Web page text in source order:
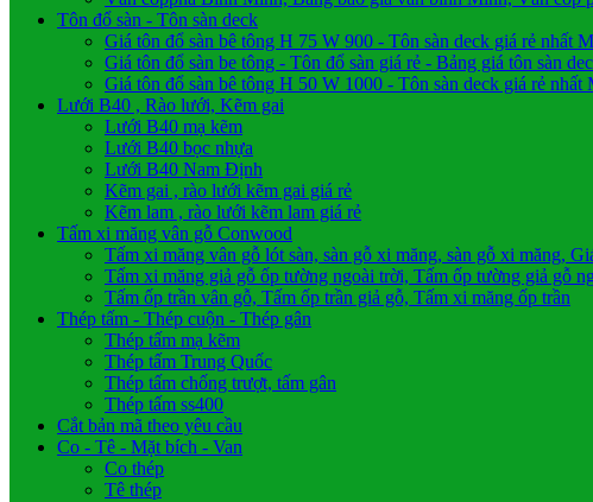
Tôn đổ sàn - Tôn sàn deck
Giá tôn đổ sàn bê tông H 75 W 900 - Tôn sàn deck giá rẻ nhất
Giá tôn đổ sàn be tông - Tôn đổ sàn giá rẻ - Bảng giá tôn sàn
Giá tôn đổ sàn bê tông H 50 W 1000 - Tôn sàn deck giá rẻ nhất
Lưới B40 , Rào lưới, Kẽm gai
Lưới B40 mạ kẽm
Lưới B40 bọc nhựa
Lưới B40 Nam Định
Kẽm gai , rào lưới kẽm gai giá rẻ
Kẽm lam , rào lưới kẽm lam giá rẻ
Tấm xi măng vân gỗ Conwood
Tấm xi măng vân gỗ lót sàn, sàn gỗ xi măng, sàn gỗ xi măng,
Tấm xi măng giả gỗ ốp tường ngoài trời, Tấm ốp tường giả gỗ
Tấm ốp trần vân gỗ, Tấm ốp trần giả gỗ, Tấm xi măng ốp trần
Thép tấm - Thép cuộn - Thép gân
Thép tấm mạ kẽm
Thép tấm Trung Quốc
Thép tấm chống trượt, tấm gân
Thép tấm ss400
Cắt bản mã theo yêu cầu
Co - Tê - Mặt bích - Van
Co thép
Tê thép